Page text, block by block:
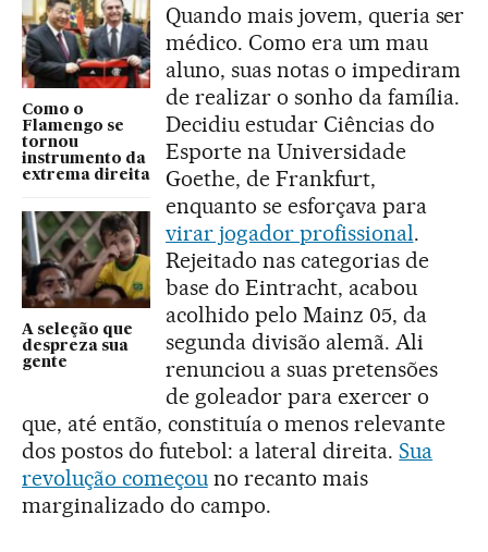
Como o
Flamengo se
tornou
instrumento da
extrema direita
A seleção que
despreza sua
gente
Quando mais jovem, queria ser
médico. Como era um mau
aluno, suas notas o impediram
de realizar o sonho da família.
Decidiu estudar Ciências do
Esporte na Universidade
Goethe, de Frankfurt,
enquanto se esforçava para
virar jogador profissional.
Rejeitado nas categorias de
base do Eintracht, acabou
acolhido pelo Mainz 05, da
segunda divisão alemã. Ali
renunciou a suas pretensões
de goleador para exercer o
que, até então, constituía o menos relevante
dos postos do futebol: a lateral direita.Sua
revolução começou no recanto mais
marginalizado do campo.